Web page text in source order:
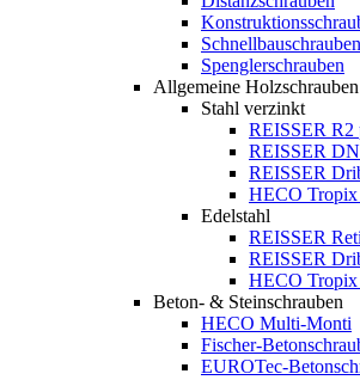
Schnellbauschrauben
Spenglerschrauben
Allgemeine Holzschrauben
Stahl verzinkt
REISSER R2
REISSER
REISSER
HECO
Edelstahl
REISSER
REISSER
HECO
Beton- & Steinschrauben
HECO Multi-Monti
Fischer-
EUROTec-